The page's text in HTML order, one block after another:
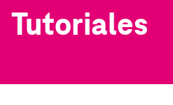
Tutoriales